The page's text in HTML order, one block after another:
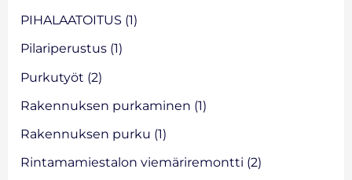
PIHALAATOITUS (1)
Pilariperustus (1)
Purkutyöt (2)
Rakennuksen purkaminen (1)
Rakennuksen purku (1)
Rintamamiestalon viemäriremontti (2)